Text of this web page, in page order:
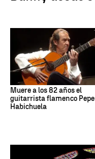
Muere a los 82 años el
guitarrista flamenco Pepe
Habichuela